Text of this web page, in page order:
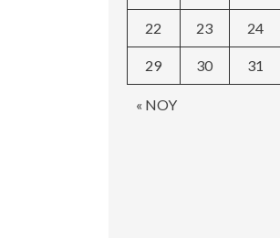
« NOY
22 23 24
29 30 31